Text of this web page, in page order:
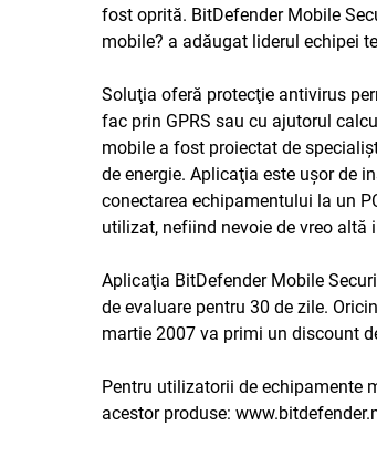
fost oprită. BitDefender Mobile
mobile? a adăugat liderul echipei
Soluţia oferă protecţie antivirus
fac prin GPRS sau cu ajutorul
mobile a fost proiectat de
de energie. Aplicaţia este uşor de
conectarea echipamentului la un
utilizat, nefiind nevoie de vreo
Aplicaţia BitDefender Mobile
de evaluare pentru 30 de zile.
martie 2007 va primi un discount
Pentru utilizatorii de echipamente
acestor produse: